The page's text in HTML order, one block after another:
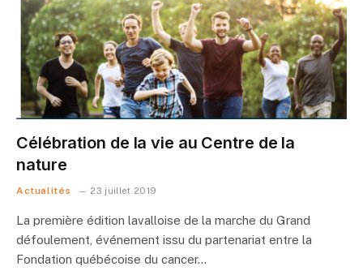
Célébration de la vie au Centre de la
nature
Actualités 23 juillet 2019
La première édition lavalloise de la marche du Grand
défoulement, événement issu du partenariat entre la
Fondation québécoise du cancer…